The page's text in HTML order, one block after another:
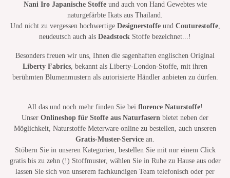
Nani Iro Japanische Stoffeund auch von Hand Gewebtes wie
naturgefärbte Ikats aus Thailand.
Und nicht zu vergessen hochwertigeDesignerstoffeund Couturestoffe,
neudeutsch auch als Deadstock Stoffe bezeichnet...!
Besonders freuen wir uns, Ihnen die sagenhaften englischen Original
Liberty Fabrics, bekannt als Liberty-London-Stoffe, mit ihren
berühmten Blumenmustern als autorisierte Händler anbieten zu dürfen.
All das und noch mehr finden Sie bei florence Naturstoffe!
Unser Onlineshop für Stoffe aus Naturfasern bietet neben der
Möglichkeit, Naturstoffe Meterware online zu bestellen, auch unseren
Gratis-Muster-Service an.
Stöbern Sie in unseren Kategorien, bestellen Sie mit nur einem Click
gratis bis zu zehn (!) Stoffmuster, wählen Sie in Ruhe zu Hause aus oder
lassen Sie sich von unserem fachkundigen Team telefonisch oder per